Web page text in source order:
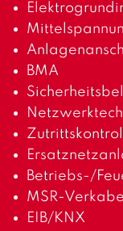
BMA
Betriebs-/
MSR-
EIB/KNX